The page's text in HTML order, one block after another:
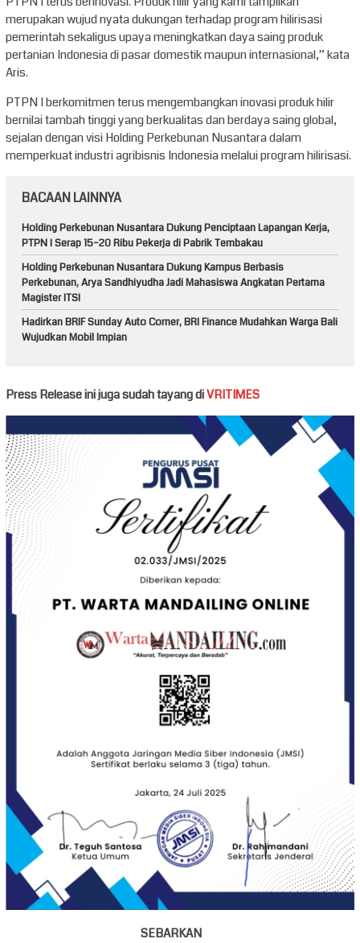
merupakan wujud nyata dukungan terhadap program hilirisasi
pemerintah sekaligus upaya meningkatkan daya saing produk
pertanian Indonesia di pasar domestik maupun internasional,” kata
Aris.
PTPN I berkomitmen terus mengembangkan inovasi produk hilir
bernilai tambah tinggi yang berkualitas dan berdaya saing global,
sejalan dengan visi Holding Perkebunan Nusantara dalam
memperkuat industri agribisnis Indonesia melalui program hilirisasi.
BACAAN LAINNYA
Holding Perkebunan Nusantara Dukung Penciptaan Lapangan Kerja,
PTPN I Serap 15–20 Ribu Pekerja di Pabrik Tembakau
Holding Perkebunan Nusantara Dukung Kampus Berbasis
Perkebunan, Arya Sandhiyudha Jadi Mahasiswa Angkatan Pertama
Magister ITSI
Hadirkan BRIF Sunday Auto Corner, BRI Finance Mudahkan Warga Bali
Wujudkan Mobil Impian
Press Release ini juga sudah tayang diVRITIMES
SEBARKAN